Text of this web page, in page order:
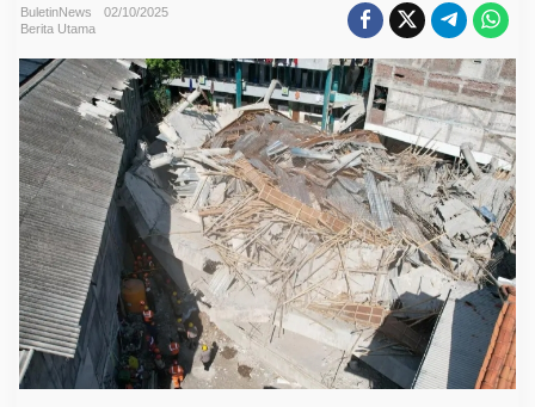
o
z
i
n
y
R
u
n
t
u
h
T
i
m
S
A
R
E
BuletinNews
02/10/2025
Berita Utama